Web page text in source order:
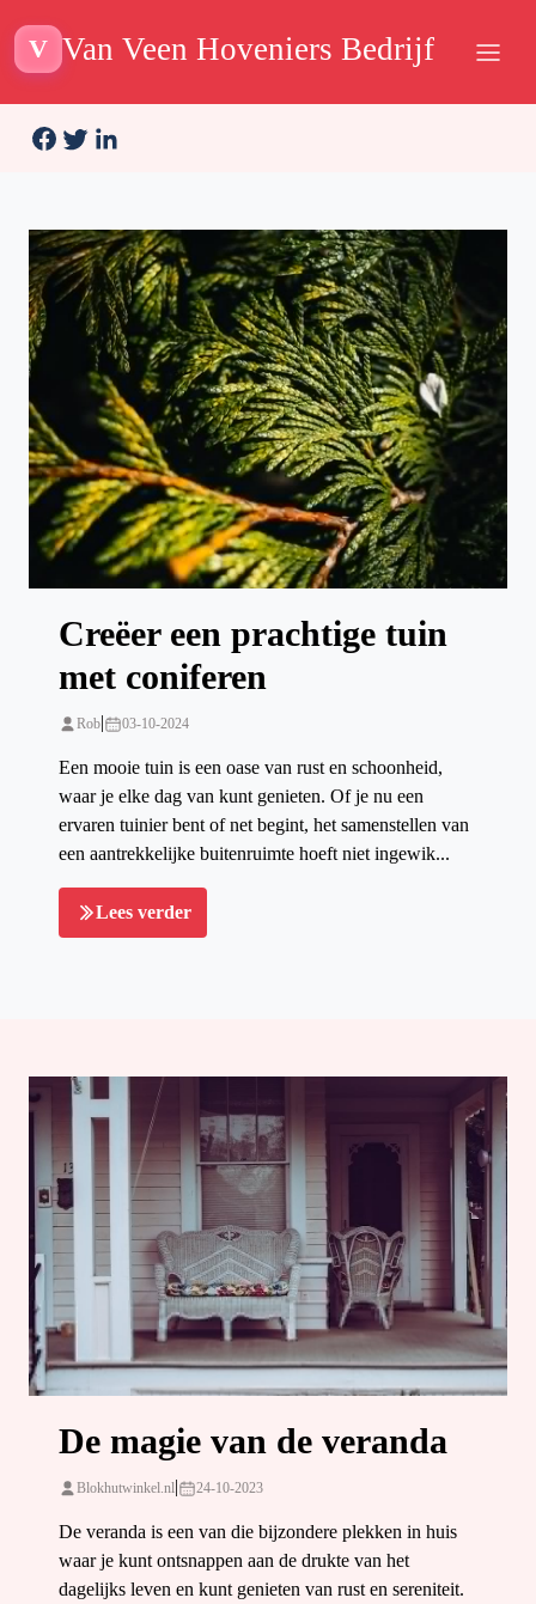
V Van Veen Hoveniers Bedrijf
Creëer een prachtige tuin
met coniferen
Rob| 03-10-2024
Een mooie tuin is een oase van rust en schoonheid,
waar je elke dag van kunt genieten. Of je nu een
ervaren tuinier bent of net begint, het samenstellen van
een aantrekkelijke buitenruimte hoeft niet ingewik...
Lees verder
De magie van de veranda
Blokhutwinkel.nl| 24-10-2023
De veranda is een van die bijzondere plekken in huis
waar je kunt ontsnappen aan de drukte van het
dagelijks leven en kunt genieten van rust en sereniteit.